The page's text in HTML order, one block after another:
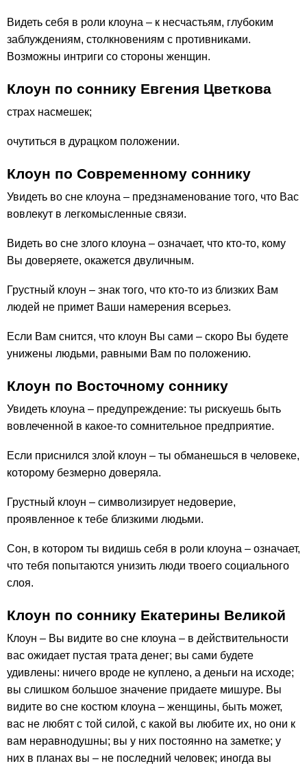
Видеть себя в роли клоуна – к несчастьям, глубоким
заблуждениям, столкновениям с противниками.
Возможны интриги со стороны женщин.
Клоун по соннику Евгения Цветкова
страх насмешек;
очутиться в дурацком положении.
Клоун по Современному соннику
Увидеть во сне клоуна – предзнаменование того, что Вас
вовлекут в легкомысленные связи.
Видеть во сне злого клоуна – означает, что кто-то, кому
Вы доверяете, окажется двуличным.
Грустный клоун – знак того, что кто-то из близких Вам
людей не примет Ваши намерения всерьез.
Если Вам снится, что клоун Вы сами – скоро Вы будете
унижены людьми, равными Вам по положению.
Клоун по Восточному соннику
Увидеть клоуна – предупреждение: ты рискуешь быть
вовлеченной в какое-то сомнительное предприятие.
Если приснился злой клоун – ты обманешься в человеке,
которому безмерно доверяла.
Грустный клоун – символизирует недоверие,
проявленное к тебе близкими людьми.
Сон, в котором ты видишь себя в роли клоуна – означает,
что тебя попытаются унизить люди твоего социального
слоя.
Клоун по соннику Екатерины Великой
Клоун – Вы видите во сне клоуна – в действительности
вас ожидает пустая трата денег; вы сами будете
удивлены: ничего вроде не куплено, а деньги на исходе;
вы слишком большое значение придаете мишуре. Вы
видите во сне костюм клоуна – женщины, быть может,
вас не любят с той силой, с какой вы любите их, но они к
вам неравнодушны; вы у них постоянно на заметке; у
них в планах вы – не последний человек; иногда вы